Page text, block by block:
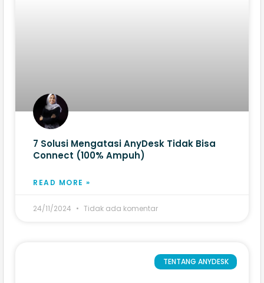
7 Solusi Mengatasi AnyDesk Tidak Bisa
Connect (100% Ampuh)
READ MORE »
24/11/2024 Tidak ada komentar
TENTANG ANYDESK